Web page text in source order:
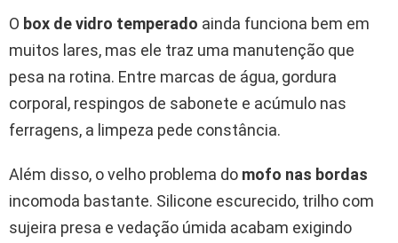
O box de vidro temperado ainda funciona bem em
muitos lares, mas ele traz uma manutenção que
pesa na rotina. Entre marcas de água, gordura
corporal, respingos de sabonete e acúmulo nas
ferragens, a limpeza pede constância.
Além disso, o velho problema do mofo nas bordas
incomoda bastante. Silicone escurecido, trilho com
sujeira presa e vedação úmida acabam exigindo